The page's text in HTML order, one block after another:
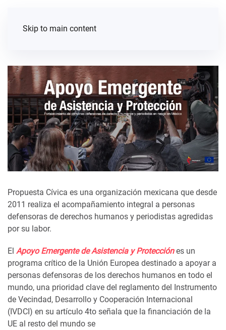
Skip to main content
Propuesta Cívica es una organización mexicana que desde
2011 realiza el acompañamiento integral a personas
defensoras de derechos humanos y periodistas agredidas
por su labor.
El Apoyo Emergente de Asistencia y Protección es un
programa crítico de la Unión Europea destinado a apoyar a
personas defensoras de los derechos humanos en todo el
mundo, una prioridad clave del reglamento del Instrumento
de Vecindad, Desarrollo y Cooperación Internacional
(IVDCI) en su artículo 4to señala que la financiación de la
UE al resto del mundo se